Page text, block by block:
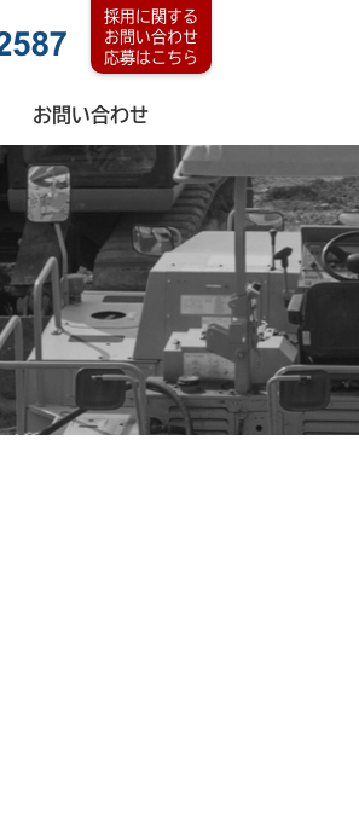
採用に関する
お問い合わせ
応募はこちら
お問い合わせ